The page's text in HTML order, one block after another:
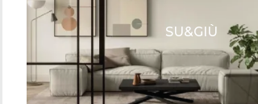
SU&GIÙ